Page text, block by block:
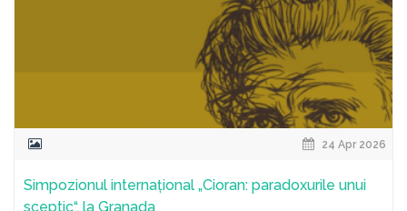
24 Apr 2026
Simpozionul internațional „Cioran: paradoxurile unui
sceptic“, la Granada